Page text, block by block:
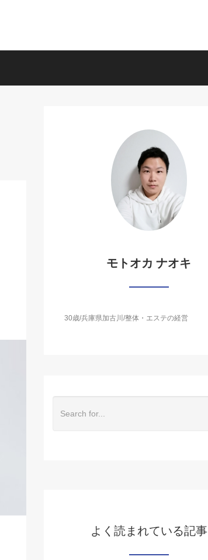
モトオカ ナオキ
30歳/兵庫県加古川/整体・エステの経営
よく読まれている記事